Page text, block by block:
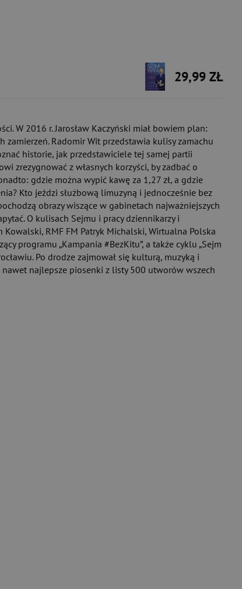
29,99 ZŁ
W 2016 r. Jarosław Kaczyński miał bowiem plan:
zamierzeń. Radomir Wit przedstawia kulisy zamachu
historie, jak przedstawiciele tej samej partii
zrezygnować z własnych korzyści, by zadbać o
gdzie można wypić kawę za 1,27 zł, a gdzie
Kto jeździ służbową limuzyną i jednocześnie bez
obrazy wiszące w gabinetach najważniejszych
O kulisach Sejmu i pracy dziennikarzy i
Kowalski, RMF FM Patryk Michalski, Wirtualna Polska
programu „Kampania #BezKitu”, a także cyklu „Sejm
Po drodze zajmował się kulturą, muzyką i
nawet najlepsze piosenki z listy 500 utworów wszech